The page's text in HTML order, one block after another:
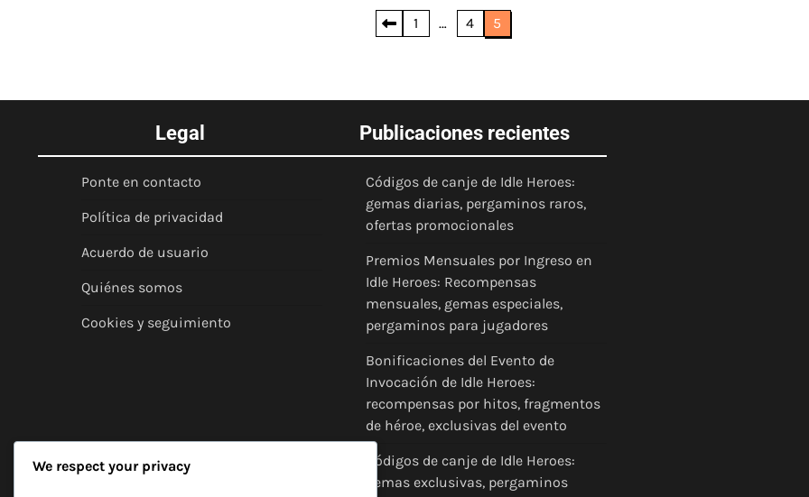
1 … 4 5
Legal
Ponte en contacto
Política de privacidad
Acuerdo de usuario
Quiénes somos
Cookies y seguimiento
Publicaciones recientes
Códigos de canje de Idle Heroes:
gemas diarias, pergaminos raros,
ofertas promocionales
Premios Mensuales por Ingreso en
Idle Heroes: Recompensas
mensuales, gemas especiales,
pergaminos para jugadores
Bonificaciones del Evento de
Invocación de Idle Heroes:
recompensas por hitos, fragmentos
de héroe, exclusivas del evento
Códigos de canje de Idle Heroes:
gemas exclusivas, pergaminos
We respect your privacy